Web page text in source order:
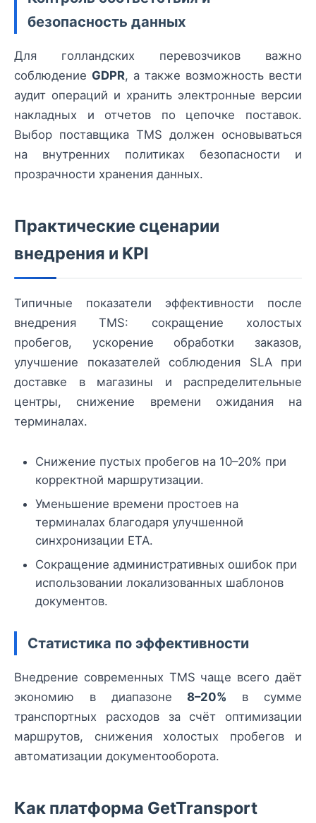
безопасность данных
Для голландских перевозчиков важно
соблюдение GDPR, а также возможность вести
аудит операций и хранить электронные версии
накладных и отчетов по цепочке поставок.
Выбор поставщика TMS должен основываться
на внутренних политиках безопасности и
прозрачности хранения данных.
Практические сценарии
внедрения и KPI
Типичные показатели эффективности после
внедрения TMS: сокращение холостых
пробегов, ускорение обработки заказов,
улучшение показателей соблюдения SLA при
доставке в магазины и распределительные
центры, снижение времени ожидания на
терминалах.
Снижение пустых пробегов на 10–20% при
корректной маршрутизации.
Уменьшение времени простоев на
терминалах благодаря улучшенной
синхронизации ETA.
Сокращение административных ошибок при
использовании локализованных шаблонов
документов.
Статистика по эффективности
Внедрение современных TMS чаще всего даёт
экономию в диапазоне8–20% в сумме
транспортных расходов за счёт оптимизации
маршрутов, снижения холостых пробегов и
автоматизации документооборота.
Как платформа GetTransport